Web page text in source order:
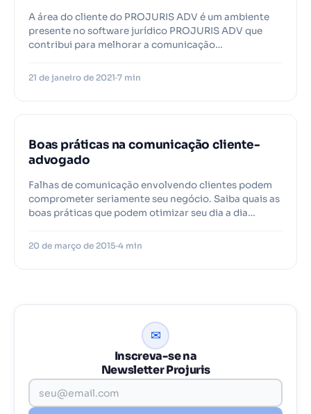
A área do cliente do PROJURIS ADV é um ambiente
presente no software jurídico PROJURIS ADV que
contribui para melhorar a comunicação…
21 de janeiro de 2021 7 min
Boas práticas na comunicação cliente-
advogado
Falhas de comunicação envolvendo clientes podem
comprometer seriamente seu negócio. Saiba quais as
boas práticas que podem otimizar seu dia a dia…
20 de março de 2015 4 min
✉
Inscreva-se na
Newsletter Projuris